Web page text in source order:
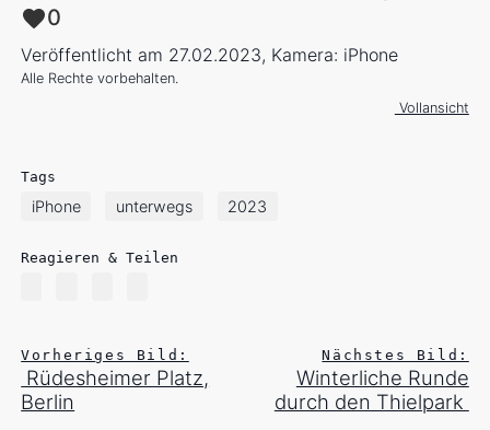
0
Veröffentlicht am 27.02.2023, Kamera: iPhone
Alle Rechte vorbehalten.
Vollansicht
Tags
iPhone unterwegs 2023
Reagieren & Teilen
Vorheriges Bild:
Rüdesheimer Platz,
Berlin
Nächstes Bild:
Winterliche Runde
durch den Thielpark